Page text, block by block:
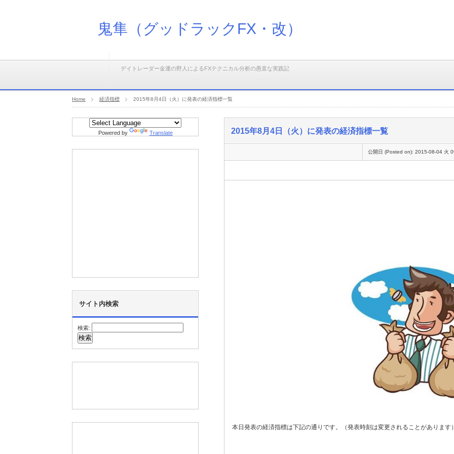
鬼隼（グッドラックFX・改）
デイトレーダー金運の野人によるFXテクニカル分析の愚直な実践記
Home 経済指標 2015年8月4日（火）に発表の経済指標一覧
2015年8月4日（火）に発表の経済指標一覧
公開日 (Posted on): 2015-08-04 火
本日発表の経済指標は下記の通りです。（発表時刻は変更されることがあります
Powered by Translate
サイト内検索
検索: